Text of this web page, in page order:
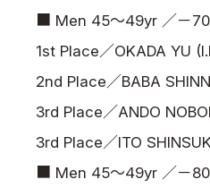
■ Men 45～49yr ／－
1st Place／OKADA YU
2nd Place／BABA
3rd Place／ANDO
3rd Place／ITO
■ Men 45～49yr ／－